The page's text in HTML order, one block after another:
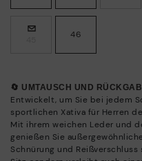
46
🔄 UMTAUSCH UND
Entwickelt, um Sie bei jedem
sportlichen Xativa für Herren
Mit ihrem weichen Leder und
genießen Sie
Schnürung und